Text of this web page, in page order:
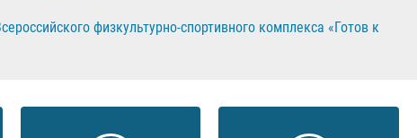
физкультурно-спортивного комплекса «Готов к